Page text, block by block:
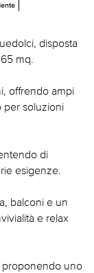
disposta
mq.
offrendo ampi
per soluzioni
di
esigenze.
balconi e un
e relax
proponendo uno